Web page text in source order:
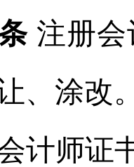
注册会
、涂改
计师证